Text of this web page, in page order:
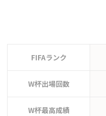
FIFAランク
W杯出場回数
W杯最高成績